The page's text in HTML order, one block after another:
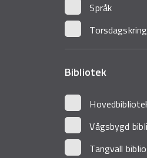
Språk
Bibliotek
Vågsbygd
Tangvall